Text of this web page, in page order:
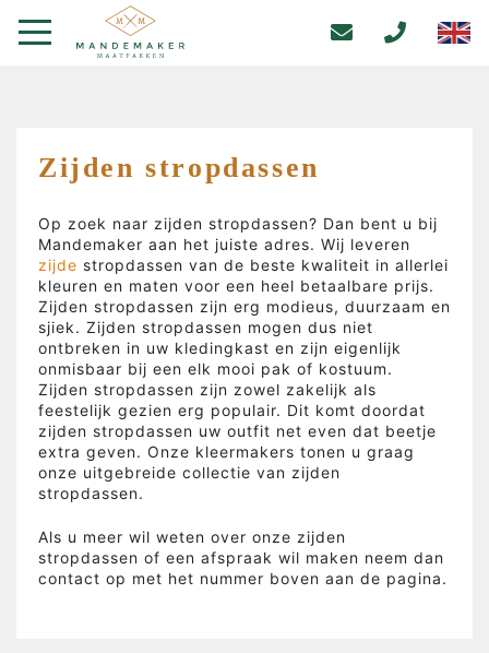
Zijden stropdassen
Op zoek naar zijden stropdassen? Dan bent u bij
Mandemaker aan het juiste adres. Wij leveren
zijde stropdassen van de beste kwaliteit in allerlei
kleuren en maten voor een heel betaalbare prijs.
Zijden stropdassen zijn erg modieus, duurzaam en
sjiek. Zijden stropdassen mogen dus niet
ontbreken in uw kledingkast en zijn eigenlijk
onmisbaar bij een elk mooi pak of kostuum.
Zijden stropdassen zijn zowel zakelijk als
feestelijk gezien erg populair. Dit komt doordat
zijden stropdassen uw outfit net even dat beetje
extra geven. Onze kleermakers tonen u graag
onze uitgebreide collectie van zijden
stropdassen.
Als u meer wil weten over onze zijden
stropdassen of een afspraak wil maken neem dan
contact op met het nummer boven aan de pagina.